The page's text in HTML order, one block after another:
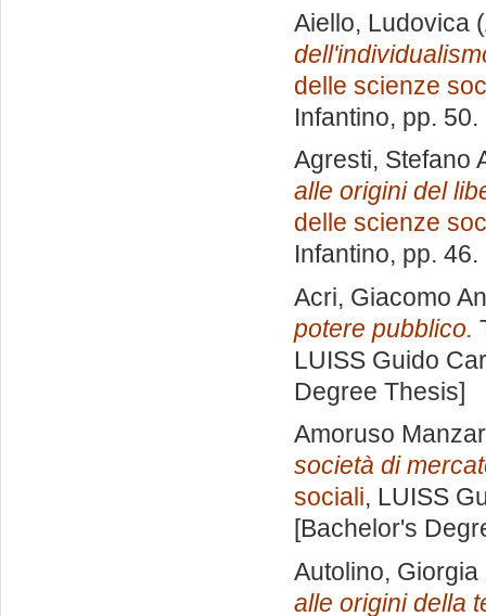
Aiello, Ludovica
delle scienze
Infantino, pp.
Agresti, Stefano
alle origini del
delle scienze
Infantino, pp.
Acri, Giacomo
potere pubblico.
LUISS Guido
Degree Thesis]
Amoruso
società di
sociali, LUISS
[Bachelor's
Autolino,
alle origini della